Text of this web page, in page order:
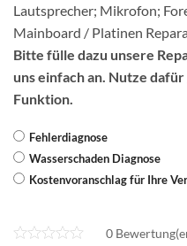
Lautsprecher; Mikrofon;
Mainboard / Platinen
Bitte fülle dazu unsere
uns einfach an. Nutze
Funktion.
Fehlerdiagnose
Wasserschaden Diagnose
Kostenvoranschlag für Ihre
0